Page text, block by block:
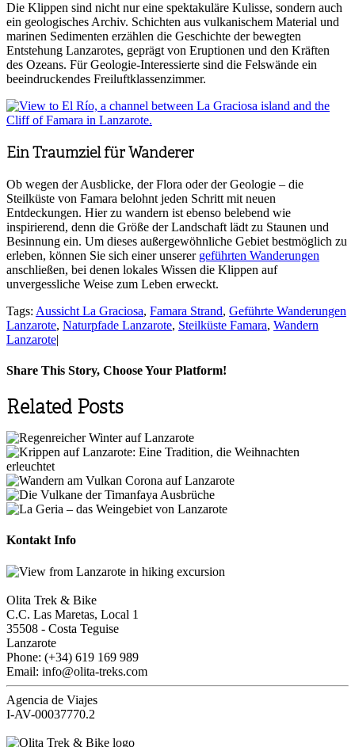
Die Klippen sind nicht nur eine spektakuläre Kulisse, sondern auch
ein geologisches Archiv. Schichten aus vulkanischem Material und
marinen Sedimenten erzählen die Geschichte der bewegten
Entstehung Lanzarotes, geprägt von Eruptionen und den Kräften
des Ozeans. Für Geologie-Interessierte sind die Felswände ein
beeindruckendes Freiluftklassenzimmer.
Ein Traumziel für Wanderer
Ob wegen der Ausblicke, der Flora oder der Geologie – die
Steilküste von Famara belohnt jeden Schritt mit neuen
Entdeckungen. Hier zu wandern ist ebenso belebend wie
inspirierend, denn die Größe der Landschaft lädt zu Staunen und
Besinnung ein. Um dieses außergewöhnliche Gebiet bestmöglich zu
erleben, können Sie sich einer unserer geführten Wanderungen
anschließen, bei denen lokales Wissen die Klippen auf
unvergessliche Weise zum Leben erweckt.
Tags: Aussicht La Graciosa, Famara Strand, Geführte Wanderungen
Lanzarote, Naturpfade Lanzarote, Steilküste Famara, Wandern
Lanzarote|
Share This Story, Choose Your Platform!
Facebook
X
Reddit
LinkedIn
Tumblr
Pinterest
Vk
Email
Related Posts
Kontakt Info
Olita Trek & Bike
C.C. Las Maretas, Local 1
35508 - Costa Teguise
Lanzarote
Phone: (+34) 619 169 989
Email: info@olita-treks.com
Agencia de Viajes
I-AV-00037770.2